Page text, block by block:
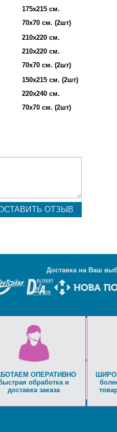
175х215 см.
70х70 см. (2шт)
210х220 см.
210х220 см.
70х70 см. (2шт)
150х215 см. (2шт)
220х240 см.
70х70 см. (2шт)
Доставка на Ваш
ОПЕРАТИВНО
обработка и
доставка заказа